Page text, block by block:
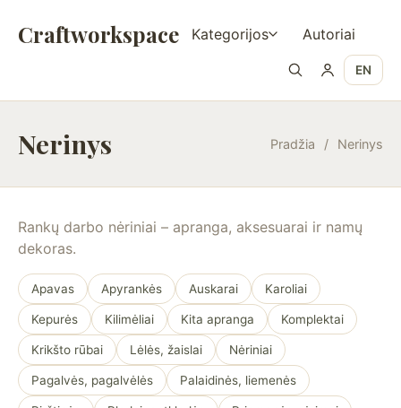
Craftworkspace Kategorijos Autoriai
EN
Nerinys Pradžia / Nerinys
Rankų darbo nėriniai – apranga, aksesuarai ir namų
dekoras.
Apavas Apyrankės Auskarai Karoliai
Kepurės Kilimėliai Kita apranga Komplektai
Krikšto rūbai Lėlės, žaislai Nėriniai
Pagalvės, pagalvėlės Palaidinės, liemenės